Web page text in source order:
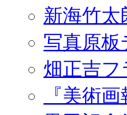
新海竹
写真原板
畑正吉フ
『美術